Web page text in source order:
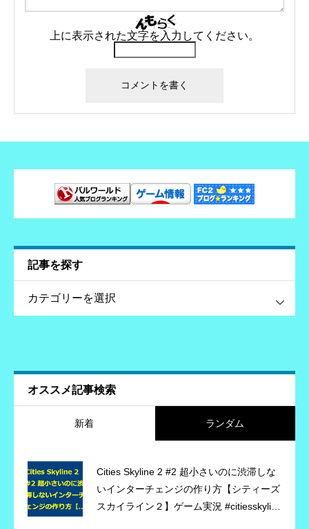
上に表示された文字を入力してください。
記事を探す
オススメ記事検索
新着 ランダム
Cities Skyline 2 #2 超小さいのに渋滞しな
いインターチェンジの作り方【シティーズ
スカイライン２】ゲーム実況 #citiesskylin